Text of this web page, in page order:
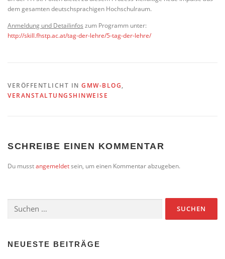
dem gesamten deutschsprachigen Hochschulraum.
Anmeldung und Detailinfos zum Programm unter:
http://skill.fhstp.ac.at/tag-der-lehre/5-tag-der-lehre/
VERÖFFENTLICHT IN GMW-BLOG,
VERANSTALTUNGSHINWEISE
SCHREIBE EINEN KOMMENTAR
Du musstangemeldetsein, um einen Kommentar abzugeben.
nach:
NEUESTE BEITRÄGE